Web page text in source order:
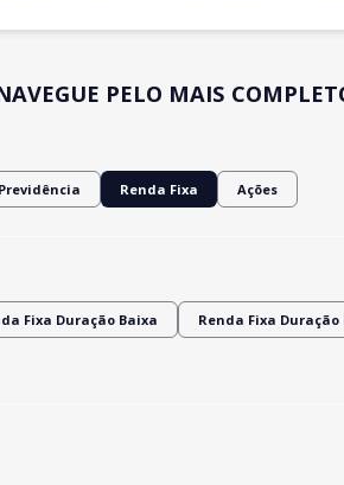
PELO MAIS
Previdência Renda Fixa Ações
Fixa Duração Baixa Renda Fixa Duração